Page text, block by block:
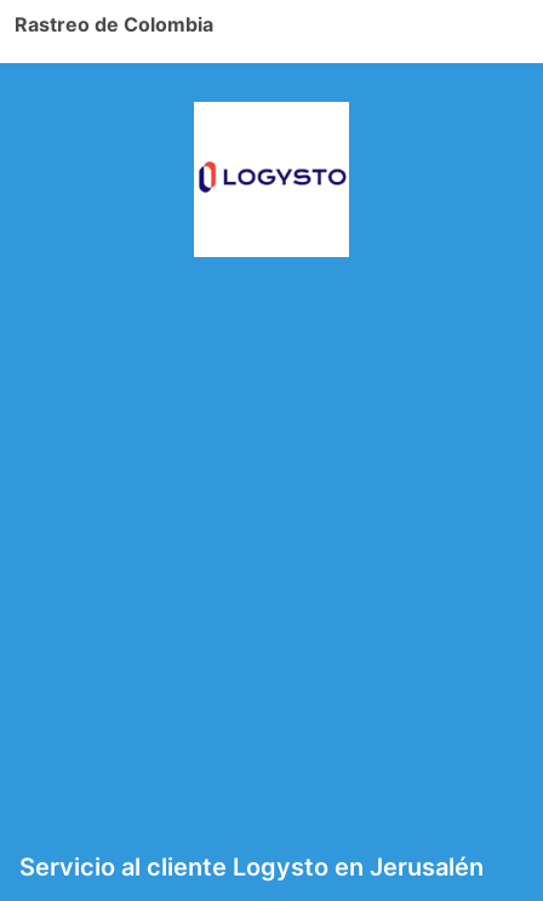
Rastreo de Colombia
Servicio al cliente Logysto en Jerusalén